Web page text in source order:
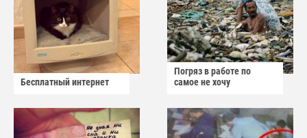
Бесплатный интернет
Погряз в работе по
самое не хочу